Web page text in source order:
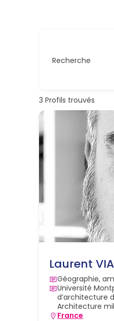
Recherche
3 Profils trouvés
Laurent
Géographie,
Université
d’architecture
Architecture
France